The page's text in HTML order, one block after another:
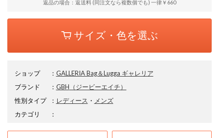
返品の場合：返送料 (同注文なら複数個でも) 一律￥660
サイズ・色を選ぶ
ショップ ： GALLERIA Bag＆Lugga ギャレリア
ブランド
： GBH （ジービーエイチ）
性別タイプ
： レディース ・ メンズ
カテゴリ
：